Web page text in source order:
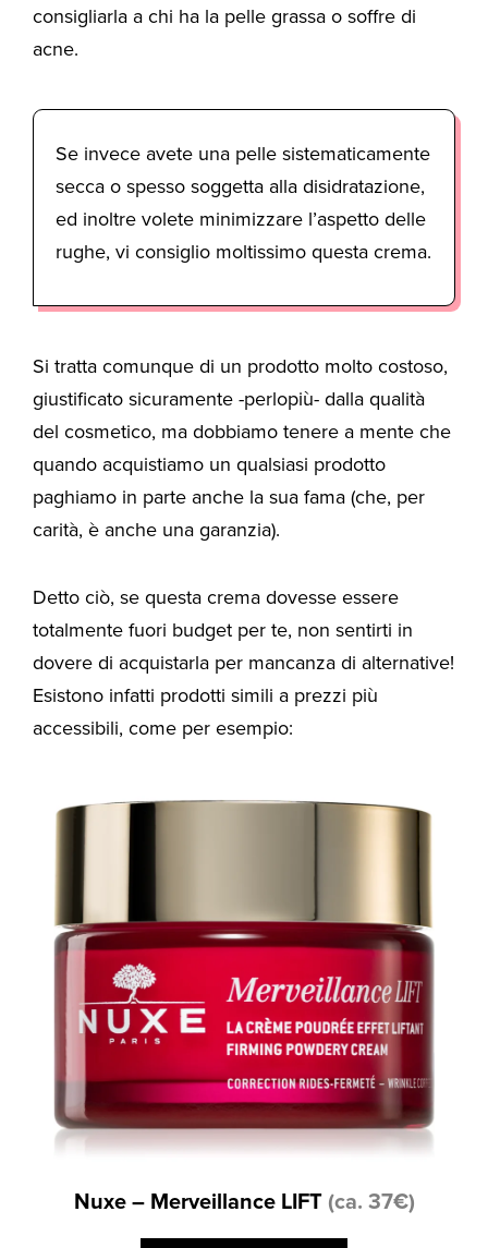
consigliarla a chi ha la pelle grassa o soffre di
acne.
Se invece avete una pelle sistematicamente
secca o spesso soggetta alla disidratazione,
ed inoltre volete minimizzare l’aspetto delle
rughe, vi consiglio moltissimo questa crema.
Si tratta comunque di un prodotto molto costoso,
giustificato sicuramente -perlopiù- dalla qualità
del cosmetico, ma dobbiamo tenere a mente che
quando acquistiamo un qualsiasi prodotto
paghiamo in parte anche la sua fama (che, per
carità, è anche una garanzia).
Detto ciò, se questa crema dovesse essere
totalmente fuori budget per te, non sentirti in
dovere di acquistarla per mancanza di alternative!
Esistono infatti prodotti simili a prezzi più
accessibili, come per esempio:
Nuxe – Merveillance LIFT (ca. 37€)